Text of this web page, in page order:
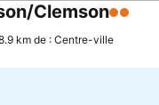
Clemson2 Étoiles
km de : Centre-ville